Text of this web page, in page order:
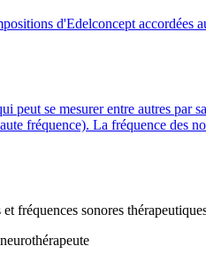
d'Edelconcept
peut se mesurer entre autres par
fréquence). La fréquence des
fréquences sonores